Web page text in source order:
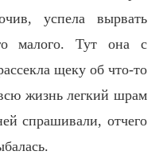
успела вырвать
малого. Тут она с
щеку об что-то
жизнь легкий шрам
спрашивали, отчего